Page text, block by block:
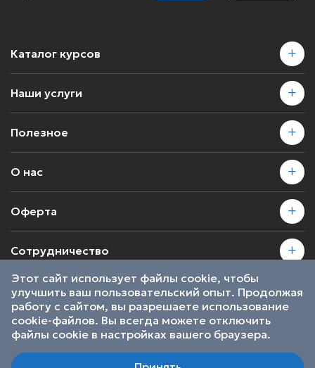
Каталог курсов
Наши услуги
Полезное
О нас
Оферта
Сотрудничество
2026 © SkillsProof | Все права защищены
Пользовательское соглашение
Являемся участниками
Этот сайт использует файлы cookie, чтобы
улучшить ваш пользовательский опыт. Продолжая
работу с сайтом, вы разрешаете использование
cookie-файлов. Вы всегда можете отключить
файлы cookie в настройках вашего браузера.